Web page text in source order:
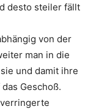
desto steiler fällt
von der
man in die
und damit ihre
Geschoß.